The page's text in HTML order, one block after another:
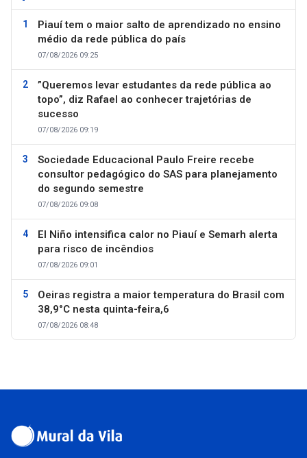
Piauí tem o maior salto de aprendizado no ensino
médio da rede pública do país
07/08/2026 09:25
”Queremos levar estudantes da rede pública ao
topo”, diz Rafael ao conhecer trajetórias de
sucesso
07/08/2026 09:19
Sociedade Educacional Paulo Freire recebe
consultor pedagógico do SAS para planejamento
do segundo semestre
07/08/2026 09:08
El Niño intensifica calor no Piauí e Semarh alerta
para risco de incêndios
07/08/2026 09:01
Oeiras registra a maior temperatura do Brasil com
38,9°C nesta quinta-feira,6
07/08/2026 08:48